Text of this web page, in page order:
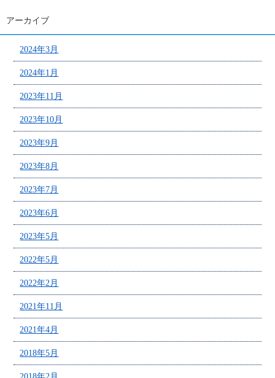
アーカイブ
2024年3月
2024年1月
2023年11月
2023年10月
2023年9月
2023年8月
2023年7月
2023年6月
2023年5月
2022年5月
2022年2月
2021年11月
2021年4月
2018年5月